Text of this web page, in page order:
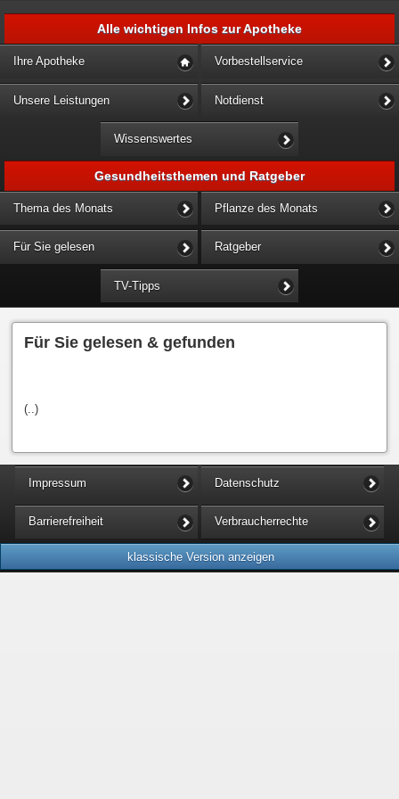
Alle wichtigen Infos zur Apotheke
Ihre Apotheke Vorbestellservice
Unsere Leistungen Notdienst
Wissenswertes
Gesundheitsthemen und Ratgeber
Thema des Monats Pflanze des Monats
Für Sie gelesen Ratgeber
TV-Tipps
Für Sie gelesen & gefunden
(..)
Impressum Datenschutz
Barrierefreiheit Verbraucherrechte
klassische Version anzeigen